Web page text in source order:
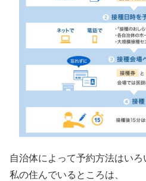
自治体によって予約方法はいろ
私の住んでいるところは、